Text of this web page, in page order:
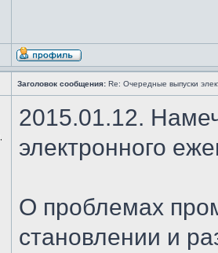
Заголовок сообщения: Re: Очередные выпуски
2015.01.12.
электронного
О проблемах
становлении и